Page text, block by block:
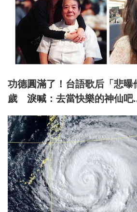
功德圓滿了！台語歌后「悲曝
歲 淚喊：去當快樂的神仙吧